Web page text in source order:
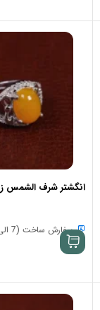
انگشتر شرف الشمس زنانه
سفارش ساخت (7 الی 15 روز)